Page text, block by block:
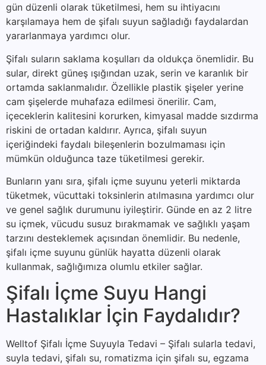
gün düzenli olarak tüketilmesi, hem su ihtiyacını
karşılamaya hem de şifalı suyun sağladığı faydalardan
yararlanmaya yardımcı olur.
Şifalı suların saklama koşulları da oldukça önemlidir. Bu
sular, direkt güneş ışığından uzak, serin ve karanlık bir
ortamda saklanmalıdır. Özellikle plastik şişeler yerine
cam şişelerde muhafaza edilmesi önerilir. Cam,
içeceklerin kalitesini korurken, kimyasal madde sızdırma
riskini de ortadan kaldırır. Ayrıca, şifalı suyun
içeriğindeki faydalı bileşenlerin bozulmaması için
mümkün olduğunca taze tüketilmesi gerekir.
Bunların yanı sıra, şifalı içme suyunu yeterli miktarda
tüketmek, vücuttaki toksinlerin atılmasına yardımcı olur
ve genel sağlık durumunu iyileştirir. Günde en az 2 litre
su içmek, vücudu susuz bırakmamak ve sağlıklı yaşam
tarzını desteklemek açısından önemlidir. Bu nedenle,
şifalı içme suyunu günlük hayatta düzenli olarak
kullanmak, sağlığımıza olumlu etkiler sağlar.
Şifalı İçme Suyu Hangi
Hastalıklar İçin Faydalıdır?
Welltof Şifalı İçme Suyuyla Tedavi – Şifalı sularla tedavi,
suyla tedavi, şifalı su, romatizma için şifalı su, egzama